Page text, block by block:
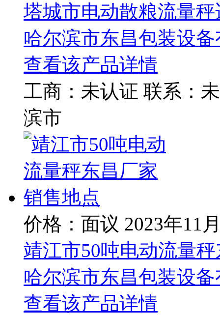
塔城市电动散粮流量
哈尔滨市东昌包装设
查看该产品详情
工商： 未认证 联系：
滨市
价格：面议 2023年11
靖江市50吨电动流量
哈尔滨市东昌包装设
查看该产品详情